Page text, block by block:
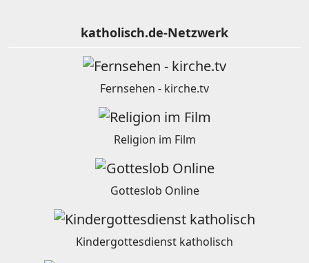
katholisch.de-Netzwerk
Fernsehen - kirche.tv
Religion im Film
Gotteslob Online
Kindergottesdienst katholisch